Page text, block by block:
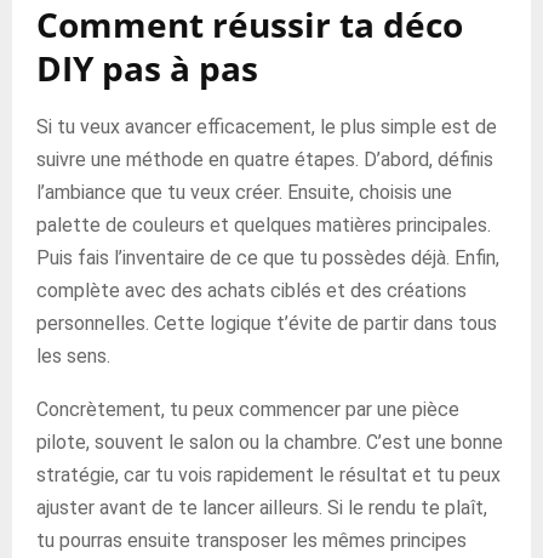
Comment réussir ta déco
DIY pas à pas
Si tu veux avancer efficacement, le plus simple est de
suivre une méthode en quatre étapes. D’abord, définis
l’ambiance que tu veux créer. Ensuite, choisis une
palette de couleurs et quelques matières principales.
Puis fais l’inventaire de ce que tu possèdes déjà. Enfin,
complète avec des achats ciblés et des créations
personnelles. Cette logique t’évite de partir dans tous
les sens.
Concrètement, tu peux commencer par une pièce
pilote, souvent le salon ou la chambre. C’est une bonne
stratégie, car tu vois rapidement le résultat et tu peux
ajuster avant de te lancer ailleurs. Si le rendu te plaît,
tu pourras ensuite transposer les mêmes principes